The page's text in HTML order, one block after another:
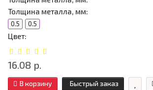
Толщина металла, мм:
0.5 0.5
Цвет:
16.08 р.
В корзину Быстрый заказ